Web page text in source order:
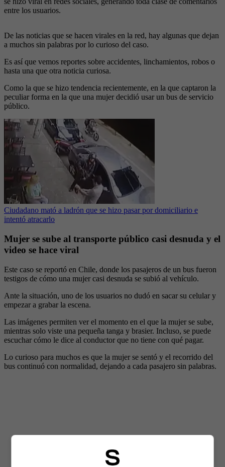
entre los usuarios.
De las noticias que se hacen virales en la red, hay algunas que dejan
a muchos sin palabras por lo curioso del caso.
Es así que vemos reportes sobre accidentes, linchamientos, robos o
hasta una que otra noticia curiosa.
Como la que se hizo tendencia recientemente, en la que captaron la
peculiar forma en la que una mujer decidió usar un bus de servicio
público.
Ciudadano mató a ladrón que se hizo pasar por domiciliario e
intentó atracarlo
Mujer se sube al transporte público casi desnuda y el
video se hace viral
Este caso se reportó en Chile, donde los pasajeros de un bus fueron
testigos de cómo una mujer casi desnuda se subió al vehículo.
Ante la situación, uno de los usuarios no dudó en sacar su celular y
empezar a grabar la escena.
Las imágenes permiten ver el momento en el que la mujer se sube,
mientras solo viste una pequeña tanga y brasier. Incluso, se puede
escuchar cómo le dice al conductor que no tiene con qué pagar.
Lo curioso para muchos es que la mujer se sentó y el recorrido del
bus continuó con normalidad, dejando a cada pasajero sin palabras.